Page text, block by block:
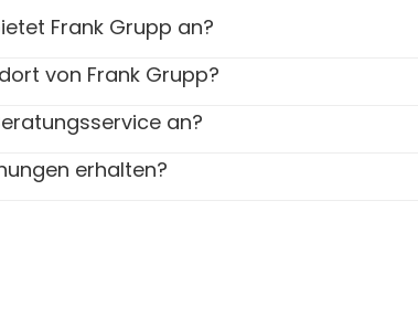
Frank Grupp an?
von Frank Grupp?
an?
erhalten?